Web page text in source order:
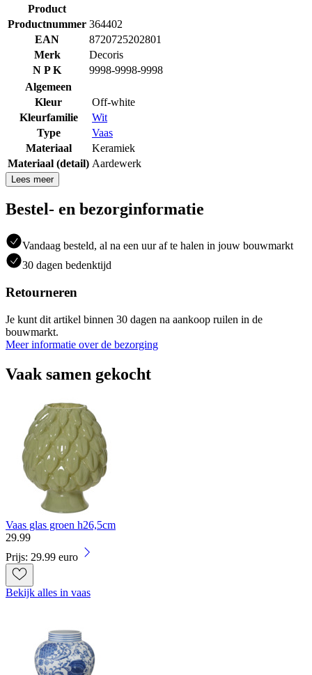
Product
Productnummer 364402
EAN
8720725202801
Merk
Decoris
N P K
9998-9998-9998
Algemeen
Kleur
Off-white
Kleurfamilie
Wit
Type
Vaas
Materiaal
Keramiek
Materiaal (detail) Aardewerk
Lees meer
Bestel- en bezorginformatie
Vandaag besteld, al na een uur af te halen in jouw bouwmarkt
30 dagen bedenktijd
Retourneren
Je kunt dit artikel binnen 30 dagen na aankoop ruilen in de
bouwmarkt.
Meer informatie over de bezorging
Vaak samen gekocht
Vaas glas groen h26,5cm
29.99
Prijs: 29.99 euro
Bekijk alles in vaas